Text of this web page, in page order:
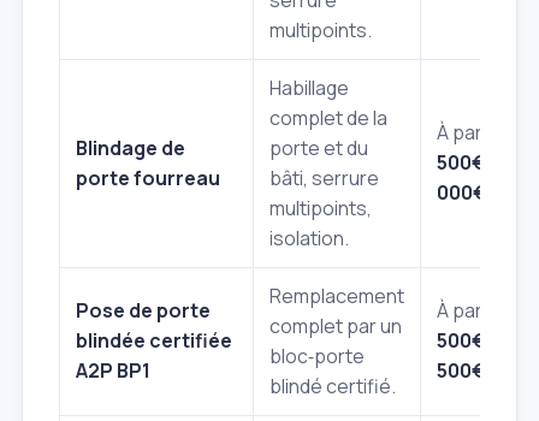
multipoints.
Blindage de
porte fourreau
Habillage
complet de la
porte et du
bâti, serrure
multipoints,
isolation.
À partir de
500€
000€
Pose de porte
blindée certifiée
A2P BP1
Remplacement
complet par un
bloc‑porte
blindé certifié.
À partir de
500€
500€